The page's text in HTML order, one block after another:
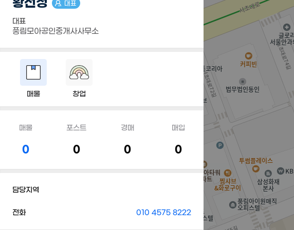
황선정 대표
대표
풍림모아공인중개사사무소
매물 창업
매물
0
포스트
0
경매
0
매입
0
담당지역
전화 010 4575 8222